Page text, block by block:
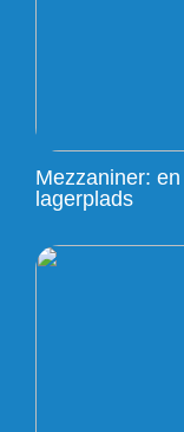
Mezzaniner:
lagerplads